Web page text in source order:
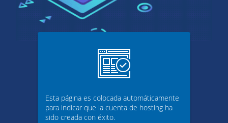
Esta página es colocada automáticamente
para indicar que la cuenta de hosting ha
sido creada con éxito.